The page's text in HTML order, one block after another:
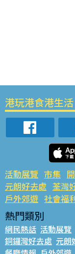
港玩港食港生活
活動展覽 市集
元朗好去處 荃灣
戶外郊遊 社會福
熱門類別
網民熱話 活動展覽
銅鑼灣好去處 元朗